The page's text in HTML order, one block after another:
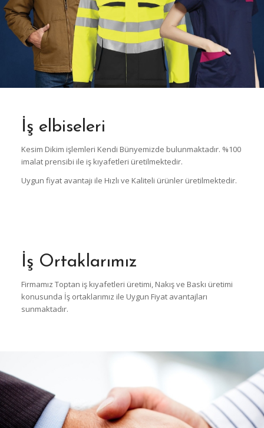
İş elbiseleri
Kesim Dikim işlemleri Kendi Bünyemizde bulunmaktadır. %100
imalat prensibi ile iş kıyafetleri üretilmektedir.
Uygun fiyat avantajı ile Hızlı ve Kaliteli ürünler üretilmektedir.
İş Ortaklarımız
Firmamız Toptan iş kıyafetleri üretimi, Nakış ve Baskı üretimi
konusunda İş ortaklarımız ile Uygun Fiyat avantajları
sunmaktadır.